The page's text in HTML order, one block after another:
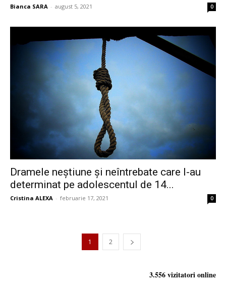
Bianca SARA - august 5, 2021 0
Dramele neștiune și neîntrebate care l-au
determinat pe adolescentul de 14...
Cristina ALEXA - februarie 17, 2021 0
1 2
3.556 vizitatori online